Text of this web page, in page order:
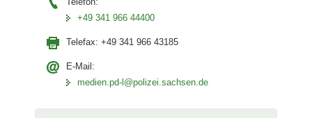
+49 341 966 44400
Telefax: +49 341 966 43185
E-Mail:
medien.pd-l@polizei.sachsen.de